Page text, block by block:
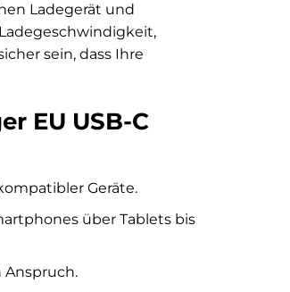
Ladegerät und
sein, dass Ihre
EU USB-C
Geräte.
über Tablets bis